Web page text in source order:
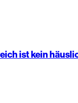
ist kein